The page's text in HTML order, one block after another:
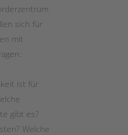
sich für
mit
ist für
gibt es?
Welche